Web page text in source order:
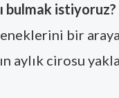
bulmak istiyoruz?
bir
aylık cirosu